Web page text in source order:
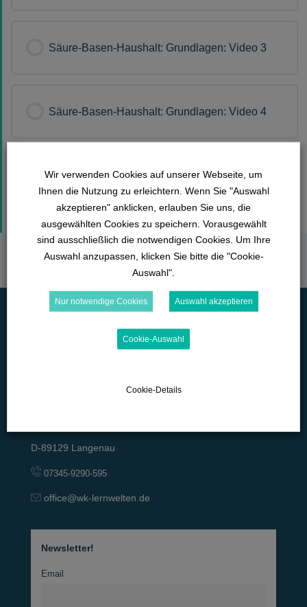
Säure-Basen-Haushalt: Grundlagen: Video 3
Säure-Basen-Haushalt: Grundlagen: Video 4
Säure-Basen-Haushalt: Grundlagen: Video 5
D-89129 Langenau
07345-9290-595
office@wk-lernwelten.de
Newsletter!
Email
Wir verwenden Cookies auf unserer Webseite, um
Ihnen die Nutzung zu erleichtern. Wenn Sie "Auswahl
akzeptieren" anklicken, erlauben Sie uns, die
ausgewählten Cookies zu speichern. Vorausgewählt
sind ausschließlich die notwendigen Cookies. Um Ihre
Auswahl anzupassen, klicken Sie bitte die "Cookie-
Auswahl".
Nur notwendige Cookies Auswahl akzeptieren
Cookie-Auswahl
Cookie-Details